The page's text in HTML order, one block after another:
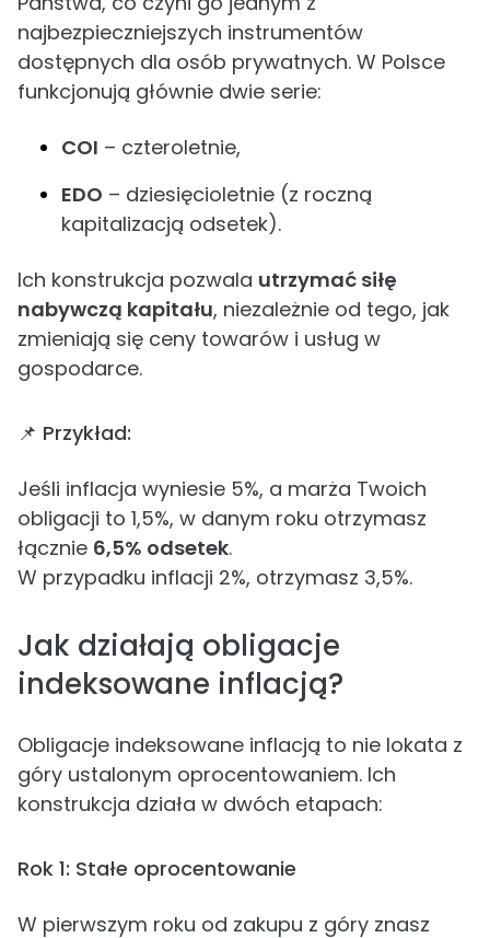
najbezpieczniejszych instrumentów
dostępnych dla osób prywatnych. W Polsce
funkcjonują głównie dwie serie:
COI – czteroletnie,
EDO – dziesięcioletnie (z roczną
kapitalizacją odsetek).
Ich konstrukcja pozwala utrzymać siłę
nabywczą kapitału, niezależnie od tego, jak
zmieniają się ceny towarów i usług w
gospodarce.
📌 Przykład:
Jeśli inflacja wyniesie 5%, a marża Twoich
obligacji to 1,5%, w danym roku otrzymasz
łącznie 6,5% odsetek.
W przypadku inflacji 2%, otrzymasz 3,5%.
Jak działają obligacje
indeksowane inflacją?
Obligacje indeksowane inflacją to nie lokata z
góry ustalonym oprocentowaniem. Ich
konstrukcja działa w dwóch etapach:
Rok 1: Stałe oprocentowanie
W pierwszym roku od zakupu z góry znasz